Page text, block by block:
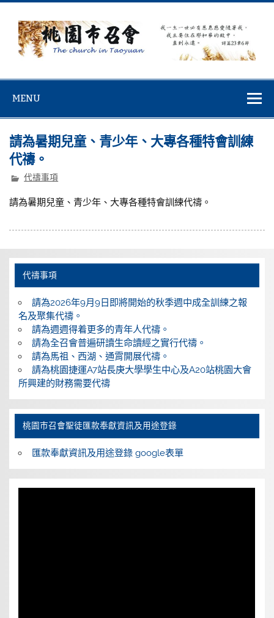
Skip
content
MENU
請為暑期兒童、青少年、大專各種特會訓練
代禱。
代禱事項
請為暑期兒童、青少年、大專各種特會訓練代禱。
代禱事項
請為2026年9月9日即將開始的秋季週中成全訓練之報
名及聚集代禱。
請為週週得着更多的青年人代禱。
請為全召會普遍研讀生命讀經之實行代禱。
請為馬祖、西湖、通霄開展代禱。
請為桃園捷運A7站長庚大學學生中心及A20站桃園大會
所興建的財務需要代禱
桃園巿召會聖徒匯款奉獻資訊及用途登錄
匯款奉獻資訊及用途登錄 google表單